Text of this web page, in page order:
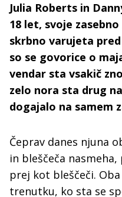
Julia Roberts in
18 let, svoje
skrbno varujeta
so se govorice o
vendar sta vsakič
zelo nora sta drug
dogajalo na samem
Čeprav danes njuna
in bleščeča
prej kot bleščeči.
trenutku, ko sta se